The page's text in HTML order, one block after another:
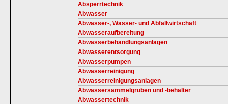
Absperrtechnik
Abwasser
Abwasser-, Wasser- und Abfallwirtschaft
Abwasseraufbereitung
Abwasserbehandlungsanlagen
Abwasserentsorgung
Abwasserpumpen
Abwasserreinigung
Abwasserreinigungsanlagen
Abwassersammelgruben und -behälter
Abwassertechnik